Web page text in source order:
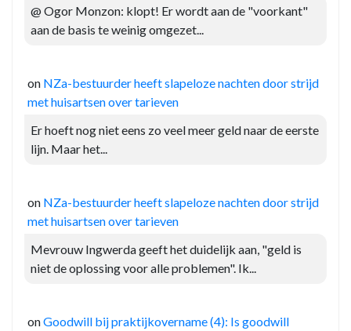
@ Ogor Monzon: klopt! Er wordt aan de "voorkant"
aan de basis te weinig omgezet...
on NZa-bestuurder heeft slapeloze nachten door strijd
met huisartsen over tarieven
Er hoeft nog niet eens zo veel meer geld naar de eerste
lijn. Maar het...
on NZa-bestuurder heeft slapeloze nachten door strijd
met huisartsen over tarieven
Mevrouw Ingwerda geeft het duidelijk aan, "geld is
niet de oplossing voor alle problemen". Ik...
onGoodwill bij praktijkovername (4): Is goodwill